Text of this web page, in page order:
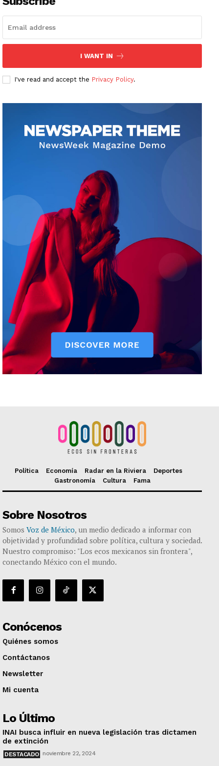
I WANT IN
I've read and accept the Privacy Policy.
Política Economía Radar en la Riviera
Deportes
Gastronomía
Cultura Fama
Sobre Nosotros
Somos Voz de México, un medio dedicado a informar con
objetividad y profundidad sobre política, cultura y sociedad.
Nuestro compromiso: "Los ecos mexicanos sin frontera",
conectando México con el mundo.
Conócenos
Quiénes somos
Contáctanos
Newsletter
Mi cuenta
Lo Último
INAI busca influir en nueva legislación tras dictamen
de extinción
DESTACADO noviembre 22, 2024